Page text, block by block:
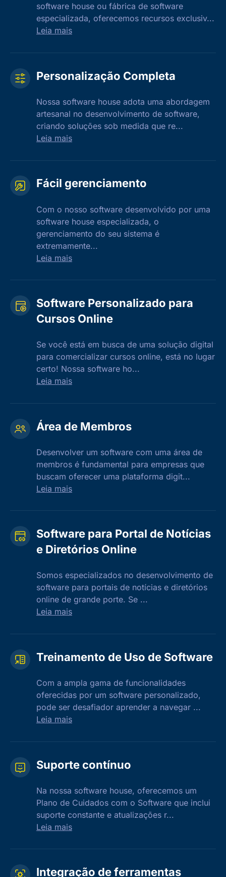
software house ou fábrica de software
especializada, oferecemos recursos exclusiv...
Leia mais
Personalização Completa
Nossa software house adota uma abordagem
artesanal no desenvolvimento de software,
criando soluções sob medida que re...
Leia mais
Fácil gerenciamento
Com o nosso software desenvolvido por uma
software house especializada, o
gerenciamento do seu sistema é
extremamente...
Leia mais
Software Personalizado para
Cursos Online
Se você está em busca de uma solução digital
para comercializar cursos online, está no lugar
certo! Nossa software ho...
Leia mais
Área de Membros
Desenvolver um software com uma área de
membros é fundamental para empresas que
buscam oferecer uma plataforma digit...
Leia mais
Software para Portal de Notícias
e Diretórios Online
Somos especializados no desenvolvimento de
software para portais de notícias e diretórios
online de grande porte. Se ...
Leia mais
Treinamento de Uso de Software
Com a ampla gama de funcionalidades
oferecidas por um software personalizado,
pode ser desafiador aprender a navegar ...
Leia mais
Suporte contínuo
Na nossa software house, oferecemos um
Plano de Cuidados com o Software que inclui
suporte constante e atualizações r...
Leia mais
Integração de ferramentas